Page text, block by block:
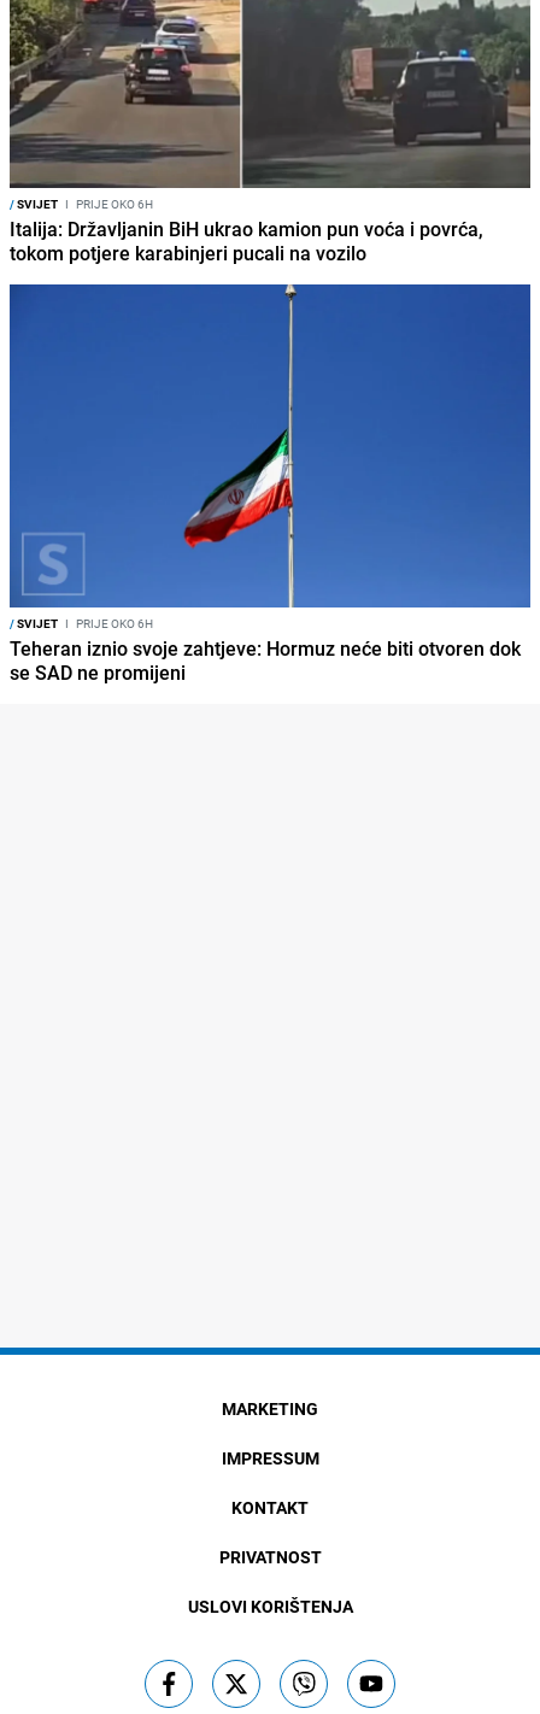
/SVIJET I PRIJE OKO 6H
Italija: Državljanin BiH ukrao kamion pun voća i povrća,
tokom potjere karabinjeri pucali na vozilo
/SVIJET I PRIJE OKO 6H
Teheran iznio svoje zahtjeve: Hormuz neće biti otvoren dok
se SAD ne promijeni
MARKETING
IMPRESSUM
KONTAKT
PRIVATNOST
USLOVI KORIŠTENJA